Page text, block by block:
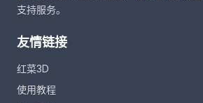
支持服务。
友情链接
红菜3D
使用教程